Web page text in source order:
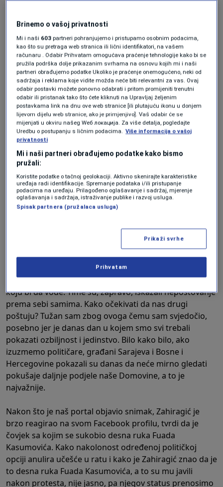
Nikšić je želio da se obrati, ali osobe koje su držale
mikrofon nisu dopustile ni njemu, ni bilo kojem drugom
političaru.
Rekli su da će dozvoliti obraćenje samo Šefiku
Džaferoviću i Željku Komšiću - članovima Predsjedništva
Bosne i Hercegovine, što je logično. Šefik Džaferović je
sam, bez ikakve pompe, prišao i rekao da će se obratiti
OHR-u i visokom predstavniku. Neposredno pored
mikrofona, u prvom redu, bili su prisutni funkcioneri
stranaka okupljenih oko Bećirovića. Nakon što je Šefik
Džaferović uzeo mikrofon, članovi i funkcioneri tih
stranaka počeli su se derati i dobacivati. Najglasniji u
tome je bio predsjednik SDP-a Nikšić i ljudi oko njega
poput Adnana Štete, kao i Fuad Kasumović. Moram biti
iskren, Radončić je jedini od njih govorio kako se član
efekat koji su željeli, napustili su proteste
demonstrativno! Sramotno je to kakvo nepoštovanje su
iskazali prema članu Predsjedništva Bosne i
Hercegovine - bez obzira iz koje stranke on dolazi. Time
su, zapravo, iskazali nepoštovanje prema svojoj državi
koju bi da vode. Time su, zapravo, iskazali nepoštovanje
prema sebi samima. Kako očekivati da nas drugi
poštuju? Tužan sam zbog ovoga čemu sam svjedočio,
posebno jer je danas dan u kojem smo svi trebali
pokazati ozbiljnost i jedinstvo. Bilo kako bilo, ako
izuzmemo političare, građani Sarajeva i Bosne i
Hercegovine pokazali su danas da neće mirno gledati
pokušaje daljnje podjele naše Domovine, a to je
najvažnije.
Nakon što je naš portal objavio snimak, Zahiragić je
brzo reagirao na svom Facebook profilu, tvrdi da je
čovjek sa kojim se sukobio desna ruka Fuada
Kasumovića. Kako nakolonost određenoj političkoj
opciji anulira učešće u ratu i kako je Zahiragić znao da je
to desna ruka Fuada Kasumovića, a to su mu javili
nakon protesta, nije jasno, pa njegov status prenosimo
Brinemo o vašoj privatnosti
Mi i naši 603 partneri pohranjujemo i pristupamo osobnim podacima,
kao što su pretraga web stranica ili lični identifikatori, na vašem
računaru . Odabir Prihvatam omogućava praćenje tehnologije kako bi se
pružila podrška dolje prikazanim svrhama na osnovu kojih mi i naši
partneri obrađujemo podatke Ukoliko je praćenje onemogućeno, neki od
sadržaja i reklama koje vidite možda neće biti relevantni za vas. Ovaj
odabir postavki možete ponovno odabrati i pritom promijeniti trenutni
odabir ili pristanak tako što ćete kliknuti na Upravljaj željenim
postavkama link na dnu ove web stranice [ili plutajuću ikonu u donjem
lijevom dijelu web stranice, ako je primjenjivo]. Vaš odabir će se
mijenjati u okviru našeg Wеб локација. Za više detalja, pogledajte
Uredbu o postupanju s ličnim podacima. Više informacija o vašoj
privatnosti
Mi i naši partneri obrađujemo podatke kako bismo
pružali:
Koristite podatke o tačnoj geolokaciji. Aktivno skenirajte karakteristike
uređaja radi identifikacije. Spremanje podataka i/ili pristupanje
podacima na uređaju. Prilagođeno oglašavanje i sadržaj, mjerenje
oglašavanja i sadržaja, istraživanje publike i razvoj usluga.
Spisak partnera (pružalaca usluga)
Prikaži svrhe
Prihvatam